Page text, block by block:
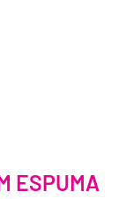
ESPUMA